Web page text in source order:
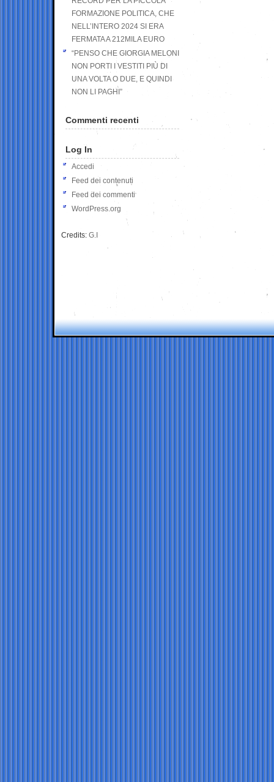
FORMAZIONE POLITICA, CHE
NELL’INTERO 2024 SI ERA
FERMATA A 212MILA EURO
“PENSO CHE GIORGIA MELONI
NON PORTI I VESTITI PIÙ DI
UNA VOLTA O DUE, E QUINDI
NON LI PAGHI”
Commenti recenti
Log In
Accedi
Feed dei contenuti
Feed dei commenti
WordPress.org
Credits: G.I